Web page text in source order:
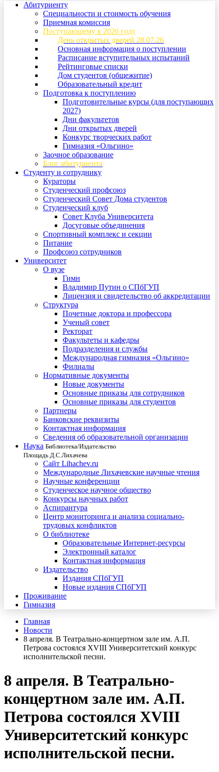
Абитуриенту
Специальности и стоимость обучения
Приемная комиссия
Поступающему в 2026 году
День открытых дверей 28.07.26
Основная информация о поступлении
Расписание вступительных испытаний
Рейтинговые списки
Дом студентов (общежитие)
Образовательный кредит
Подготовка к поступлению
Подготовительные курсы (для поступающих
2027)
Дни факультетов
Дни открытых дверей
Конкурс творческих работ
Гимназия «Ольгино»
Заочное образование
Блог абитуриента
Студенту и сотруднику
Кураторы
Студенческий профсоюз
Студенческий Совет Дома студентов
Студенческий клуб
Совет Клуба Университета
Досуговые объединения
Спортивный комплекс и секции
Питание
Профсоюз сотрудников
Университет
О вузе
Гимн
Владимир Путин о СПбГУП
Лицензия и свидетельство об аккредитации
Структура
Почетные доктора и профессора
Ученый совет
Ректорат
Факультеты и кафедры
Подразделения и службы
Международная гимназия «Ольгино»
Филиалы
Нормативные документы
Новые документы
Основные приказы для сотрудников
Основные приказы для студентов
Партнеры
Банковские реквизиты
Контактная информация
Сведения об образовательной организации
Наука Библиотека/Издательство
Площадь Д.С.Лихачева
Сайт Lihachev.ru
Международные Лихачевские научные чтения
Научные конференции
Студенческое научное общество
Конкурсы научных работ
Аспирантура
Центр мониторинга и анализа социально-
трудовых конфликтов
О библиотеке
Образовательные Интернет-ресурсы
Электронный каталог
Контактная информация
Издательство
Издания СПбГУП
Новые издания СПбГУП
Проживание
Гимназия
Главная
Новости
8 апреля. В Театрально-концертном зале им. А.П.
Петрова состоялся XVIII Университетский конкурс
исполнительской песни.
8 апреля. В Театрально-
концертном зале им. А.П.
Петрова состоялся XVIII
Университетский конкурс
исполнительской песни.